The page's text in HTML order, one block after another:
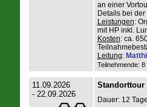
an einer
Details bei
Leistungen:
mit HP inkl.
Kosten: ca.
Leitung:
Teilnehmende:
11.09.2026
- 22.09.2026
Standorttour
Dauer: 12